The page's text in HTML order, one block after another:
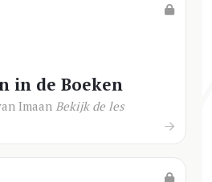
in de Boeken
Imaan Bekijk de les